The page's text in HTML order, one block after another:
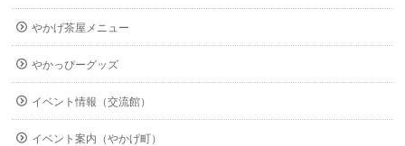
やかげ茶屋メニュー
やかっぴーグッズ
イベント情報（交流館）
イベント案内（やかげ町）